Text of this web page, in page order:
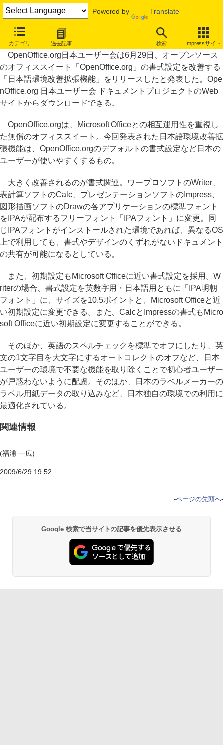
Powered by Translate
カテゴリ 過去記事 検索 Impressサイト
OpenOffice.org用「日本語環境改善拡張機能」公開
OpenOffice.org日本ユーザー会は6月29日、オープンソース
のオフィススイート「OpenOffice.org」の書式設定を改善する
「日本語環境改善拡張機能」をリリースしたと発表した。Ope
nOffice.org 日本ユーザー会 ドキュメントプロジェクトのWeb
サイトからダウンロードできる。
OpenOffice.orgは、Microsoft Officeとの相互運用性を重視し
た無償のオフィススイート。今回発表された日本語環境改善拡
張機能は、OpenOffice.orgのデフォルトの書式設定など日本の
ユーザーが使いやすくするもの。
大きく改善されるのが書式関連。ワープロソフトのWriter、
表計算ソフトのCalc、プレゼンテーションソフトのImpress、
図形描画ソフトのDrawの各アプリケーションの標準フォント
をIPAが配布するフリーフォント「IPAフォント」に変更。同
じIPAフォントがインストールされた環境であれば、異なるOS
上で利用しても、書式やデザインのくずれがないドキュメント
の共有が可能になるとしている。
また、初期設定もMicrosoft Officeに近い書式設定を採用。W
riterの場合、書式設定を英数字用・日本語用ともに「IPA明朝
フォント」に、サイズを10.5ポイントと、Microsoft Officeと近
い初期設定に変更できる。また、CalcとImpressの書式もMicro
soft Officeに近い初期設定に変更することができる。
そのほか、英語のスペルチェックを標準でオフにしたり、英
文の1文字目を大文字にするオートコレクトのオフなど、日本
ユーザーの環境で不要な機能を取り除くことで初心者ユーザー
が戸惑わないように配慮。そのほか、日本のラベルメーカーの
ラベル用紙データの取り込みなど、日本独自の環境での利用に
最適化されている。
関連情報
(福浦 一広)
2009/6/29 19:52
-ページの先頭へ-
Google 検索で当サイトの記事を優先表示させる